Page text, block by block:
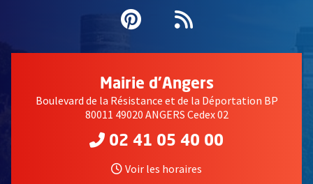
Pinterest
, Ouvre une
Flux RSS
Mairie d'Angers
Boulevard de la Résistance et de la Déportation BP
80011 49020 ANGERS Cedex 02
02 41 05 40 00
Voir les horaires